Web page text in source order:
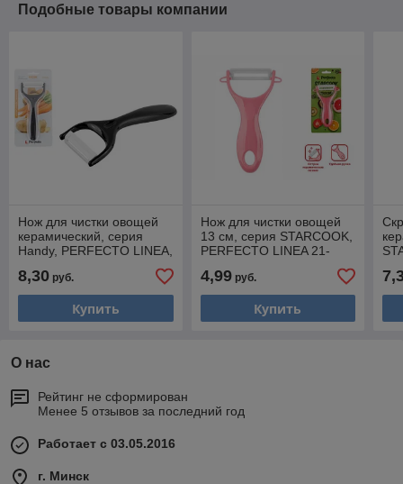
Подобные товары компании
Нож для чистки овощей
керамический, серия
Handy, PERFECTO LINEA,
8,30 руб.
Купить
Нож для чистки овощей
13 см, серия STARCOOK,
PERFECTO LINEA 21-
4,99руб.
Купить
О нас
Рейтинг не сформирован
Менее 5 отзывов за последний год
Работает с 03.05.2016
г. Минск